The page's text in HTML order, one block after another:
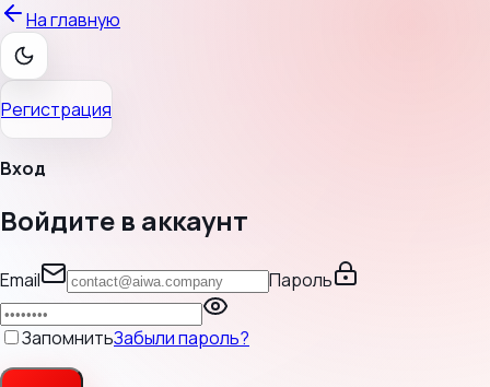
На главную
Регистрация
Вход
Войдите в аккаунт
Email Пароль
ЗапомнитьЗабыли пароль?